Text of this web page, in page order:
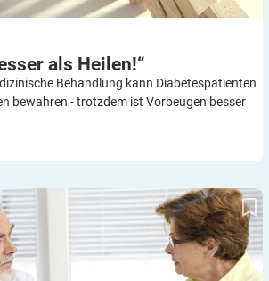
als Heilen!“
Behandlung kann Diabetespatienten
bewahren - trotzdem ist Vorbeugen besser
Risiko-Test optimiert